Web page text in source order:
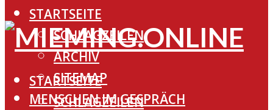
STARTSEITE
SCHLAGZEILEN
ARCHIV
SITEMAP
MENSCHEN IM GESPRÄCH
STARTSEITE
SCHLAGZEILEN